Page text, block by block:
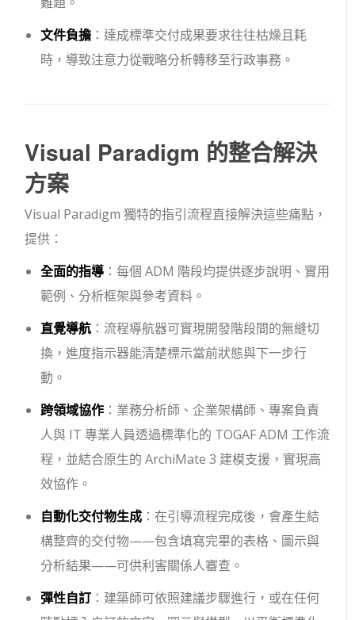
文件負擔 ：達成標準交付成果要求往往枯燥且耗
時，導致注意力從戰略分析轉移至行政事務。
Visual Paradigm 的整合解決
方案
Visual Paradigm 獨特的指引流程直接解決這些痛點，
提供：
全面的指導：每個 ADM 階段均提供逐步說明、實用
範例、分析框架與參考資料。
直覺導航 ：流程導航器可實現開發階段間的無縫切
換，進度指示器能清楚標示當前狀態與下一步行
動。
跨領域協作 ：業務分析師、企業架構師、專案負責
人與 IT 專業人員透過標準化的 TOGAF ADM 工作流
程，並結合原生的 ArchiMate 3 建模支援，實現高
效協作。
自動化交付物生成 ：在引導流程完成後，會產生結
構整齊的交付物——包含填寫完畢的表格、圖示與
分析結果——可供利害關係人審查。
彈性自訂 ：建築師可依照建議步驟進行，或在任何